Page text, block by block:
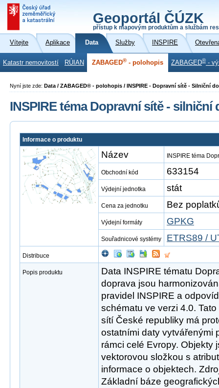
Geoportál ČÚZK
přístup k mapovým produktům a službám
Vítejte Aplikace Data Služby INSPIRE
Katastr nemovitostí RÚIAN ZABAGED® - polohopis ZABAGED® -
Nyní jste zde: Data / ZABAGED® - polohopis / INSPIRE - Dopravní sítě - Silniční
INSPIRE téma Dopravní sítě - silniční
Informace o produktu
Název INSPIRE téma
Obchodní kód 633154
Výdejní jednotka stát
Cena za jednotku Bez
Výdejní formáty GPKG
Souřadnicové systémy ETRS89 /
Distribuce
Popis produktu
Data INSPIRE tématu
doprava jsou
pravidel INSPIRE a
schématu ve verzi 4.0.
sítí České republiky má
ostatními daty vytvářenými
rámci celé Evropy. Objekty
vektorovou složkou s
informace o objektech.
Základní báze